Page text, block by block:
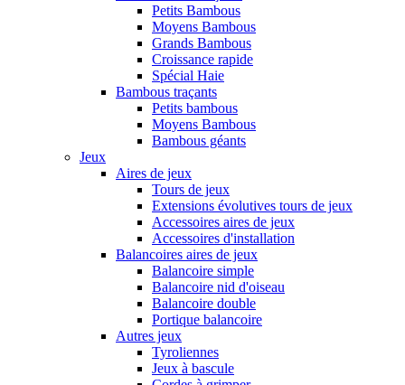
Petits Bambous
Moyens Bambous
Grands Bambous
Croissance rapide
Spécial Haie
Bambous traçants
Petits bambous
Moyens Bambous
Bambous géants
Jeux
Aires de jeux
Tours de jeux
Extensions évolutives tours de jeux
Accessoires aires de jeux
Accessoires d'installation
Balancoires aires de jeux
Balancoire simple
Balancoire nid d'oiseau
Balancoire double
Portique balancoire
Autres jeux
Tyroliennes
Jeux à bascule